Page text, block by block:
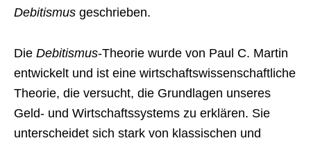
Debitismus geschrieben.
Die Debitismus-Theorie wurde von Paul C. Martin
entwickelt und ist eine wirtschaftswissenschaftliche
Theorie, die versucht, die Grundlagen unseres
Geld- und Wirtschaftssystems zu erklären. Sie
unterscheidet sich stark von klassischen und